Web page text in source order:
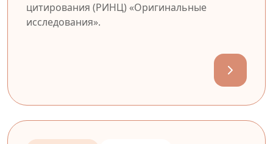
цитирования (РИНЦ) «Оригинальные
исследования».